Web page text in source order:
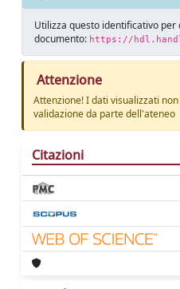
Utilizza questo identificativo
documento: https://
Attenzione
Attenzione! I dati visualizzati
validazione da parte dell'ateneo
Citazioni